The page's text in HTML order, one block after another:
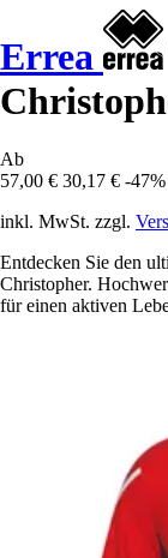
Errea
Ab
57,00 € 30,17 € -47%
inkl. MwSt. zzgl.
Entdecken Sie den
Christopher.
für einen aktiven